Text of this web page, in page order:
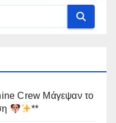
Crew Μάγεψαν το
**